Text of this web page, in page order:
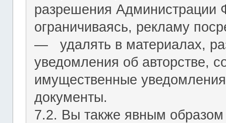
разрешения Администрации
ограничиваясь, рекламу
― удалять в материалах,
уведомления об авторстве,
имущественные
документы.
7.2. Вы также явным образом